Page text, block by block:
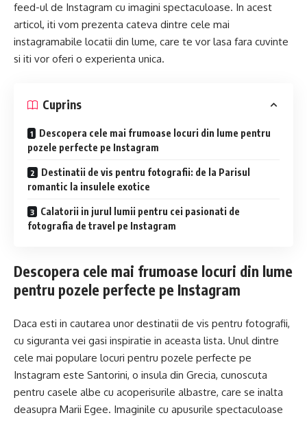
feed-ul de Instagram cu imagini spectaculoase. In acest
articol, iti vom prezenta cateva dintre cele mai
instagramabile locatii din lume, care te vor lasa fara cuvinte
si iti vor oferi o experienta unica.
Cuprins
Descopera cele mai frumoase locuri din lume pentru
pozele perfecte pe Instagram
Destinatii de vis pentru fotografii: de la Parisul
romantic la insulele exotice
Calatorii in jurul lumii pentru cei pasionati de
fotografia de travel pe Instagram
Descopera cele mai frumoase locuri din lume
pentru pozele perfecte pe Instagram
Daca esti in cautarea unor destinatii de vis pentru fotografii,
cu siguranta vei gasi inspiratie in aceasta lista. Unul dintre
cele mai populare locuri pentru pozele perfecte pe
Instagram este Santorini, o insula din Grecia, cunoscuta
pentru casele albe cu acoperisurile albastre, care se inalta
deasupra Marii Egee. Imaginile cu apusurile spectaculoase